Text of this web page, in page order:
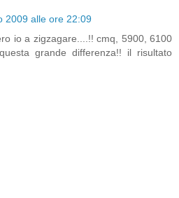
2009 alle ore 22:09
io a zigzagare....!! cmq, 5900, 6100
grande differenza!! il risultato